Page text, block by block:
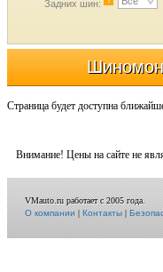
Задних шин:
Cтраница будет доступна
Внимание! Цены на сайте не
VMauto.ru работает с 2005 года.
О компании|Контакты|